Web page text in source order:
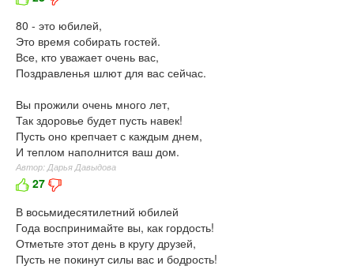
80 - это юбилей,
Это время собирать гостей.
Все, кто уважает очень вас,
Поздравленья шлют для вас сейчас.
Вы прожили очень много лет,
Так здоровье будет пусть навек!
Пусть оно крепчает с каждым днем,
И теплом наполнится ваш дом.
Автор: Дарья Давыдова
27
В восьмидесятилетний юбилей
Года воспринимайте вы, как гордость!
Отметьте этот день в кругу друзей,
Пусть не покинут силы вас и бодрость!